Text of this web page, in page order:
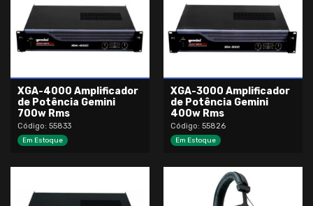
XGA-4000 Amplificador
de Potência Gemini
700w Rms
Código: 55833
Em Estoque
XGA-3000 Amplificador
de Potência Gemini
400w Rms
Código: 55826
Em Estoque